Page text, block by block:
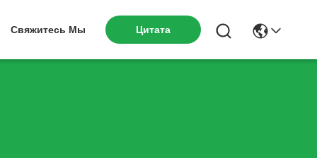
Свяжитесь Мы Цитата